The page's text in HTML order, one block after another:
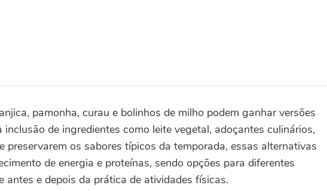
pamonha, curau e bolinhos de milho podem ganhar versões
de ingredientes como leite vegetal, adoçantes culinários,
preservarem os sabores típicos da temporada, essas alternativas
de energia e proteínas, sendo opções para diferentes
antes e depois da prática de atividades físicas.